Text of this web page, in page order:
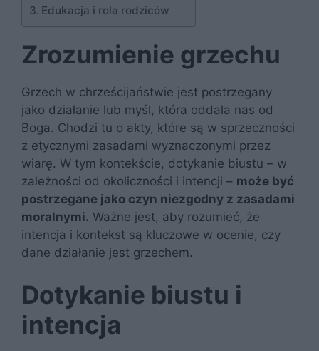
Edukacja i rola rodziców
Zrozumienie grzechu
Grzech w chrześcijaństwie jest postrzegany
jako działanie lub myśl, która oddala nas od
Boga. Chodzi tu o akty, które są w sprzeczności
z etycznymi zasadami wyznaczonymi przez
wiarę. W tym kontekście, dotykanie biustu – w
zależności od okoliczności i intencji – może być
postrzegane jako czyn niezgodny z zasadami
moralnymi. Ważne jest, aby rozumieć, że
intencja i kontekst są kluczowe w ocenie, czy
dane działanie jest grzechem.
Dotykanie biustu i
intencja